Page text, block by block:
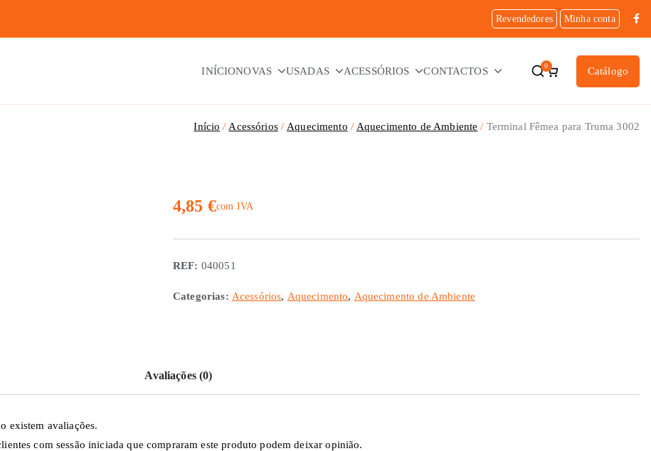
Revendedores Minha conta
INÍCIONOVAS USADAS ACESSÓRIOS CONTACTOS 0 Catálogo
Início Acessórios Aquecimento Aquecimento de Ambiente Terminal Fêmea para Truma 3002
4,85 €com IVA
REF: 040051
Categorias: Acessórios, Aquecimento, Aquecimento de Ambiente
Avaliações (0)
existem avaliações.
com sessão iniciada que compraram este produto podem deixar opinião.